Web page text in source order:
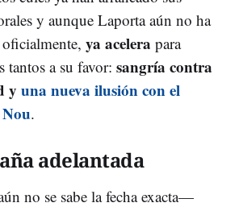
y aunque Laporta aún no ha
ya acelera para
tantos a su favor: sangría contra
y una nueva ilusión con el
.
adelantada
no se sabe la fecha exacta—